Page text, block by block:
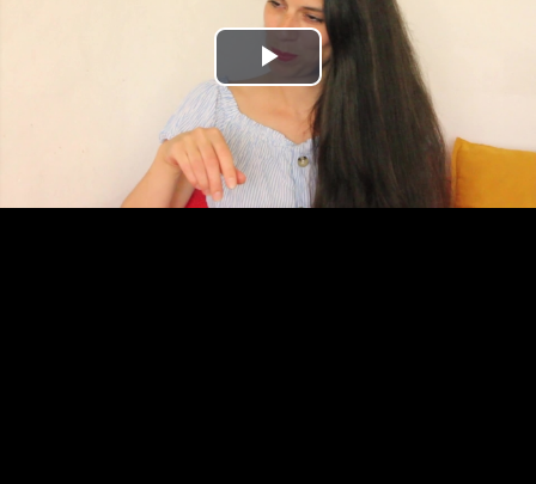
Play
Video